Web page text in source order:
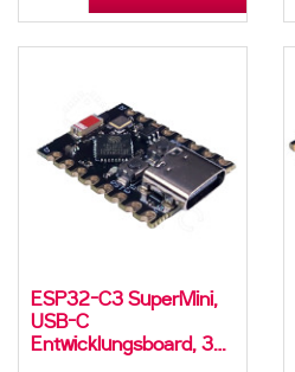
ESP32-C3 SuperMini,
USB-C
Entwicklungsboard, 32-